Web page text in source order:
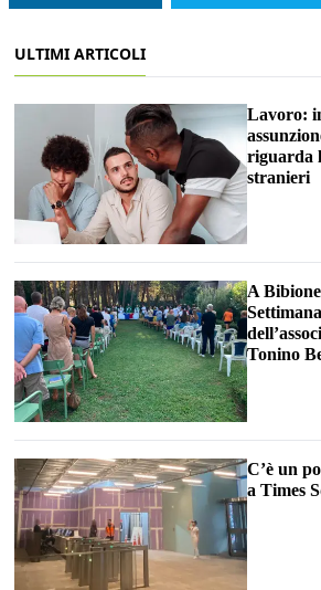
ULTIMI ARTICOLI
Lavoro:
riguarda
stranieri
A
Tonino
C’è un
a Times